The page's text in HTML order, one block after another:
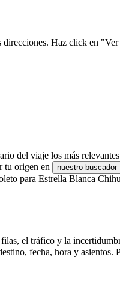
direcciones. Haz click en
del viaje los más
tu origen en
nuestro buscador
para Estrella Blanca
el tráfico y la
fecha, hora y asientos.